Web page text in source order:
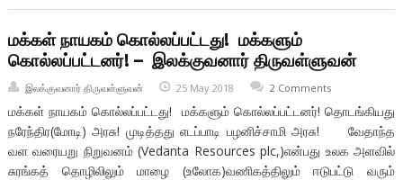
மக்கள் நாயகம் கொல்லப்பட்டது! மக்களும்
கொல்லப்பட்டனர்! – இலக்குவனார் திருவள்ளுவன்
இலக்குவனார் திருவள்ளுவன் 25 May 2018 2 Comments
மக்கள் நாயகம் கொல்லப்பட்டது! மக்களும் கொல்லப்பட்டனர்! தொடங்கியது
நரேந்திர(மோடி) அரசு! முடித்தது எடப்பாடி பழனிச்சாமி அரசு! வேதாந்த
வள வரையறு நிறுவனம் (Vedanta Resources plc,)என்பது உலக அளவில்
சுரங்கத் தொழிலிலும் மாழை (உலோக)வணிகத்திலும் ஈடுபட்டு வரும்